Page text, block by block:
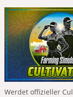
Werdet offizieller